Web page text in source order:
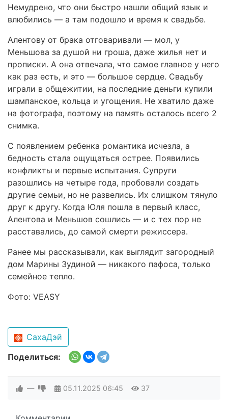
Немудрено, что они быстро нашли общий язык и
влюбились — а там подошло и время к свадьбе.
Алентову от брака отговаривали — мол, у
Меньшова за душой ни гроша, даже жилья нет и
прописки. А она отвечала, что самое главное у него
как раз есть, и это — большое сердце. Свадьбу
играли в общежитии, на последние деньги купили
шампанское, кольца и угощения. Не хватило даже
на фотографа, поэтому на память осталось всего 2
снимка.
С появлением ребенка романтика исчезла, а
бедность стала ощущаться острее. Появились
конфликты и первые испытания. Супруги
разошлись на четыре года, пробовали создать
другие семьи, но не развелись. Их слишком тянуло
друг к другу. Когда Юля пошла в первый класс,
Алентова и Меньшов сошлись — и с тех пор не
расставались, до самой смерти режиссера.
Ранее мы рассказывали, как выглядит загородный
дом Марины Зудиной — никакого пафоса, только
семейное тепло.
Фото: VEASY
СахаДэй
Поделиться:
— 05.11.2025 06:45 37